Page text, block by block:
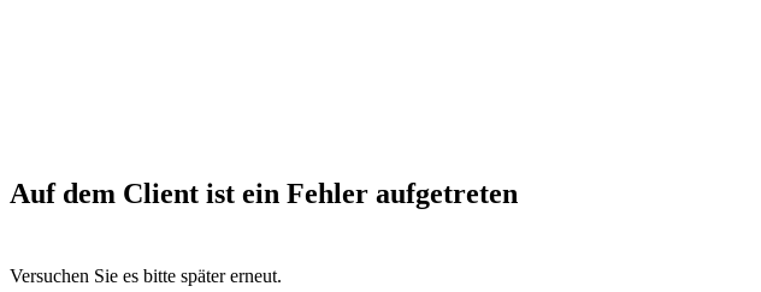
Auf dem Client ist ein Fehler aufgetreten
Versuchen Sie es bitte später erneut.